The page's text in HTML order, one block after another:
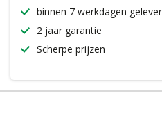
binnen 7 werkdagen
2 jaar garantie
Scherpe prijzen